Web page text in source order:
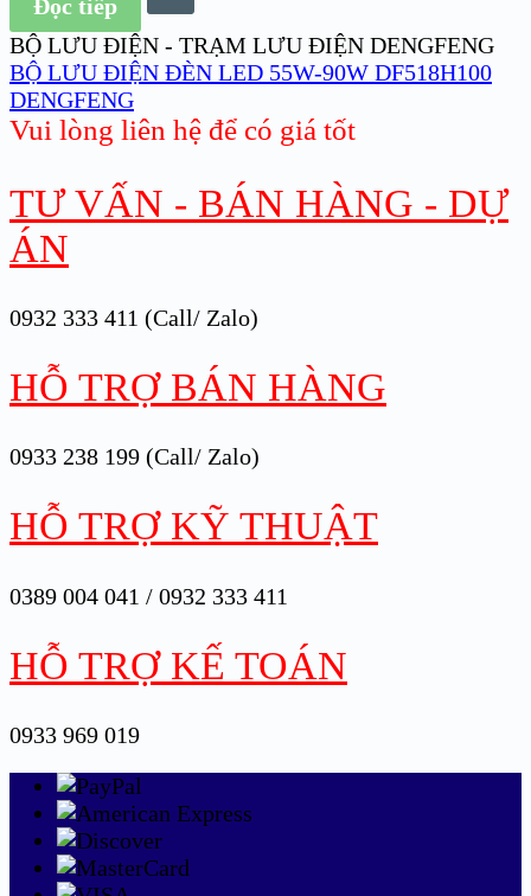
Đọc tiếp
BỘ LƯU ĐIỆN - TRẠM LƯU ĐIỆN DENGFENG
BỘ LƯU ĐIỆN ĐÈN LED 55W-90W DF518H100
DENGFENG
Vui lòng liên hệ để có giá tốt
TƯ VẤN - BÁN HÀNG - DỰ
ÁN
0932 333 411 (Call/ Zalo)
HỖ TRỢ BÁN HÀNG
0933 238 199 (Call/ Zalo)
HỖ TRỢ KỸ THUẬT
0389 004 041 / 0932 333 411
HỖ TRỢ KẾ TOÁN
0933 969 019